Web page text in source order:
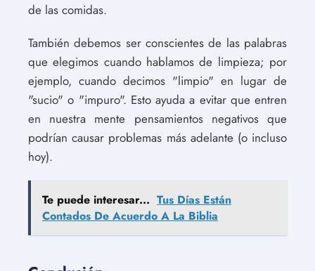
de las comidas.
También debemos ser conscientes de las palabras
que elegimos cuando hablamos de limpieza; por
ejemplo, cuando decimos "limpio" en lugar de
"sucio" o "impuro". Esto ayuda a evitar que entren
en nuestra mente pensamientos negativos que
podrían causar problemas más adelante (o incluso
hoy).
Te puede interesar... Tus Días Están
Contados De Acuerdo A La Biblia